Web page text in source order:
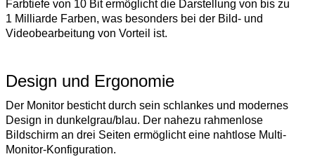
Farbtiefe von 10 Bit ermöglicht die Darstellung von bis zu
1 Milliarde Farben, was besonders bei der Bild- und
Videobearbeitung von Vorteil ist.
Design und Ergonomie
Der Monitor besticht durch sein schlankes und modernes
Design in dunkelgrau/blau. Der nahezu rahmenlose
Bildschirm an drei Seiten ermöglicht eine nahtlose Multi-
Monitor-Konfiguration.